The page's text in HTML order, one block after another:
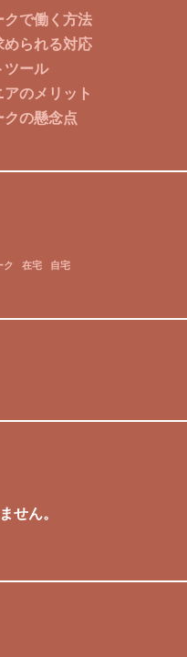
で働く方法
られる対応
ツール
のメリット
の懸念点
ク 在宅 自宅
せん。